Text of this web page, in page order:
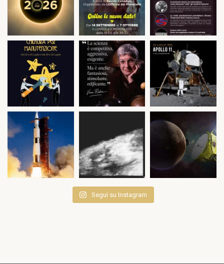
Segui su Instagram